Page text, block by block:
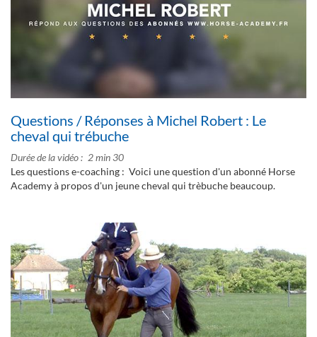
Questions / Réponses à Michel Robert : Le
cheval qui trébuche
Durée de la vidéo
2 min 30
Les questions e-coaching : Voici une question d'un abonné Horse
Academy à propos d'un jeune cheval qui trèbuche beaucoup.